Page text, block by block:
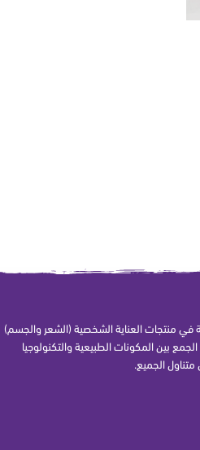
في منتجات العناية الشخصية (الشعر والجسم)
بين المكونات الطبيعية والتكنولوجيا
الجميع.